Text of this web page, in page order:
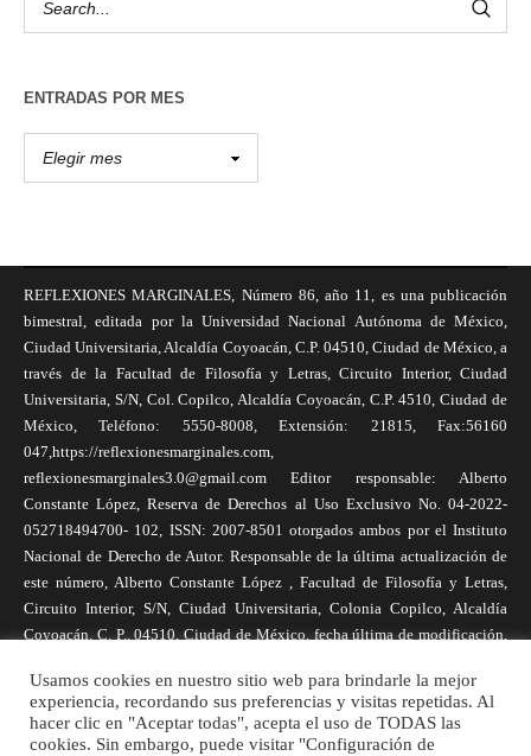
ENTRADAS POR MES
REFLEXIONES MARGINALES, Número 86, año 11, es una publicación
bimestral, editada por la Universidad Nacional Autónoma de México,
Ciudad Universitaria, Alcaldía Coyoacán, C.P. 04510, Ciudad de México, a
través de la Facultad de Filosofía y Letras, Circuito Interior, Ciudad
Universitaria, S/N, Col. Copilco, Alcaldía Coyoacán, C.P. 4510, Ciudad de
México, Teléfono: 5550-8008, Extensión: 21815, Fax:56160
047,https://reflexionesmarginales.com,
reflexionesmarginales3.0@gmail.com Editor responsable: Alberto
Constante López, Reserva de Derechos al Uso Exclusivo No. 04-2022-
052718494700- 102, ISSN: 2007-8501 otorgados ambos por el Instituto
Nacional de Derecho de Autor. Responsable de la última actualización de
este número, Alberto Constante López , Facultad de Filosofía y Letras,
Circuito Interior, S/N, Ciudad Universitaria, Colonia Copilco, Alcaldía
Coyoacán, C. P., 04510, Ciudad de México, fecha última de modificación,
necesariamente reflejan la postura de la revista, ni de Universidad Nacional
Autónoma de México. Los autores son responsables de los contenidos de
sus artículos. Se autoriza la reproducción total o parcial de los textos aquí
Usamos cookies en nuestro sitio web para brindarle la mejor
experiencia, recordando sus preferencias y visitas repetidas. Al
hacer clic en "Aceptar todas", acepta el uso de TODAS las
cookies. Sin embargo, puede visitar "Configuración de